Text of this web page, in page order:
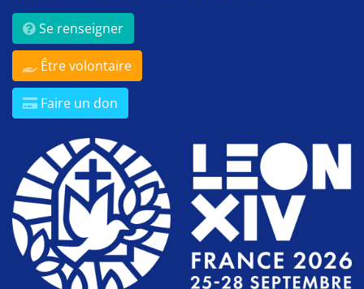
Se renseigner
Être volontaire
Faire un don